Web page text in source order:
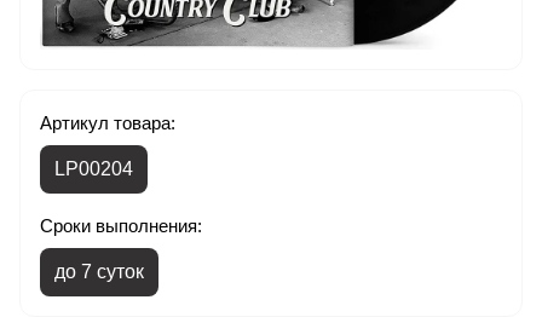
Артикул товара:
LP00204
Сроки выполнения:
до 7 суток